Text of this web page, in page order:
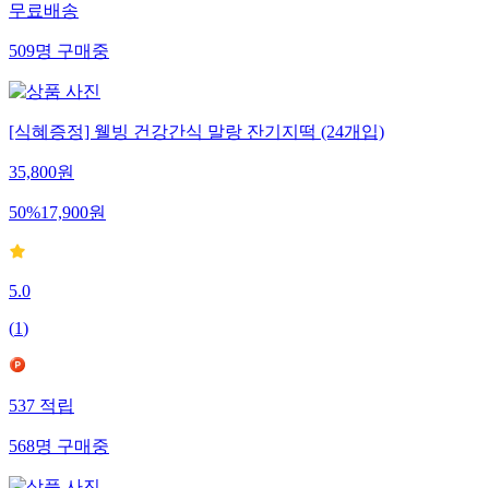
무료배송
509명 구매중
[식혜증정] 웰빙 건강간식 말랑 잔기지떡 (24개입)
35,800원
50%17,900원
5.0
(1)
537 적립
568명 구매중